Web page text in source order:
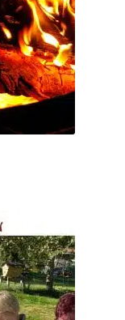
Lieferzeit:
Dieses
Produkt
mehrere
Produktseite
gewählt
werden
mit
Wasser und 2
11:30 – ca. 15:00